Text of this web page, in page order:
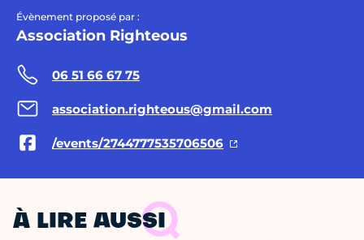
Évènement proposé par :
Association Righteous
06 51 66 67 75
association.righteous@gmail.com
/events/2744777535706506
À LIRE AUSSI